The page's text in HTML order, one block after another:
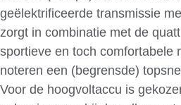
geëlektrificeerde transmissie
zorgt in combinatie met de
sportieve en toch comfortabele
noteren een (begrensde)
Voor de hoogvoltaccu is